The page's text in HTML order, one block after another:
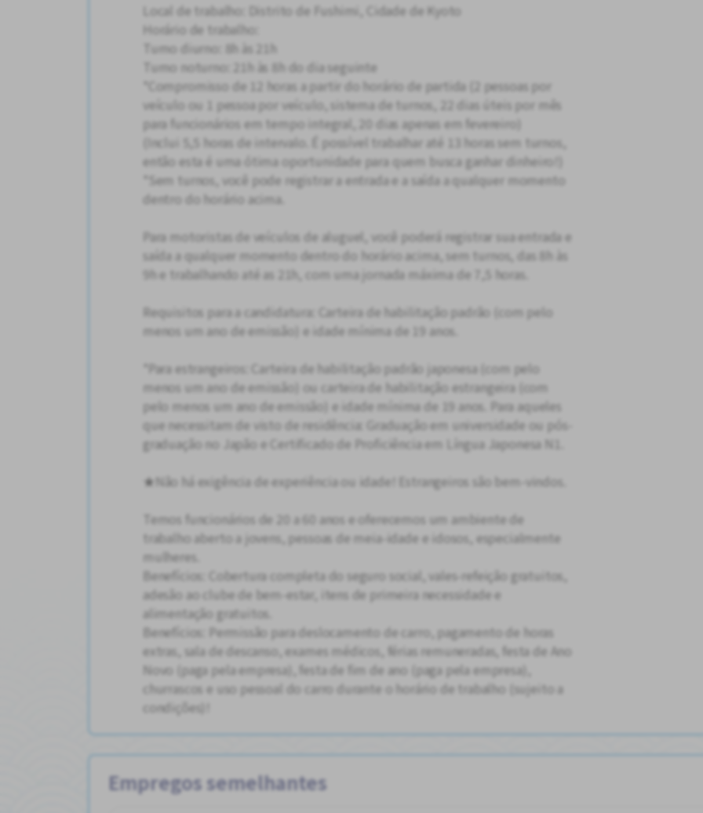
Local de trabalho: Distrito de Fushimi, Cidade de Kyoto
Horário de trabalho:
Turno diurno: 8h às 21h
Turno noturno: 21h às 8h do dia seguinte
*Compromisso de 12 horas a partir do horário de partida (2 pessoas por
veículo ou 1 pessoa por veículo, sistema de turnos, 22 dias úteis por mês
para funcionários em tempo integral, 20 dias apenas em fevereiro)
(Inclui 5,5 horas de intervalo. É possível trabalhar até 13 horas sem turnos,
então esta é uma ótima oportunidade para quem busca ganhar dinheiro!)
*Sem turnos, você pode registrar a entrada e a saída a qualquer momento
dentro do horário acima.
Para motoristas de veículos de aluguel, você poderá registrar sua entrada e
saída a qualquer momento dentro do horário acima, sem turnos, das 8h às
9h e trabalhando até as 21h, com uma jornada máxima de 7,5 horas.
Requisitos para a candidatura: Carteira de habilitação padrão (com pelo
menos um ano de emissão) e idade mínima de 19 anos.
*Para estrangeiros: Carteira de habilitação padrão japonesa (com pelo
menos um ano de emissão) ou carteira de habilitação estrangeira (com
pelo menos um ano de emissão) e idade mínima de 19 anos. Para aqueles
que necessitam de visto de residência: Graduação em universidade ou pós-
graduação no Japão e Certificado de Proficiência em Língua Japonesa N1.
★Não há exigência de experiência ou idade! Estrangeiros são bem-vindos.
Temos funcionários de 20 a 60 anos e oferecemos um ambiente de
trabalho aberto a jovens, pessoas de meia-idade e idosos, especialmente
mulheres.
Benefícios: Cobertura completa do seguro social, vales-refeição gratuitos,
adesão ao clube de bem-estar, itens de primeira necessidade e
alimentação gratuitos.
Benefícios: Permissão para deslocamento de carro, pagamento de horas
extras, sala de descanso, exames médicos, férias remuneradas, festa de Ano
Novo (paga pela empresa), festa de fim de ano (paga pela empresa),
churrascos e uso pessoal do carro durante o horário de trabalho (sujeito a
condições)!
Empregos semelhantes